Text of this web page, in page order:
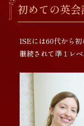
初めての英
ISEには60代から
継続されて準１レ